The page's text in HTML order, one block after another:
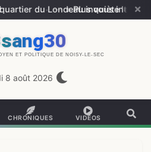
Londeau inquiète les riverains
— « Plus vous intervenez,
ET POLITIQUE DE NOISY-LE-SEC
8 août 2026
CHRONIQUES VIDÉOS